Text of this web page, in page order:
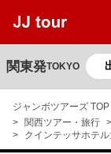
関東発TOKYO
JJツアーのサー
よくある質問
予約の確認
ジャンボツアーズ TOP
関西ツアー・旅行
クインテッサホテ